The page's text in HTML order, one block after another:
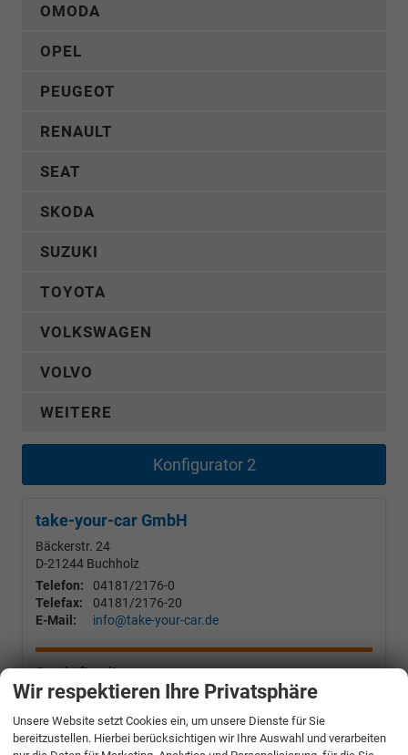
OMODA
OPEL
PEUGEOT
RENAULT
SEAT
SKODA
SUZUKI
TOYOTA
VOLKSWAGEN
VOLVO
WEITERE
Konfigurator 2
take-your-car GmbH
Bäckerstr. 24
D-21244 Buchholz
Telefon:
04181/2176-0
Telefax:
04181/2176-20
E-Mail:
info@take-your-car.de
Geschäftszeiten
Mo-Fr:
09:00 - 18:00 Uhr
Sa:
09:30 - 13:30 Uhr
Wir respektieren Ihre Privatsphäre
Unsere Website setzt Cookies ein, um unsere Dienste für Sie
bereitzustellen. Hierbei berücksichtigen wir Ihre Auswahl und verarbeiten